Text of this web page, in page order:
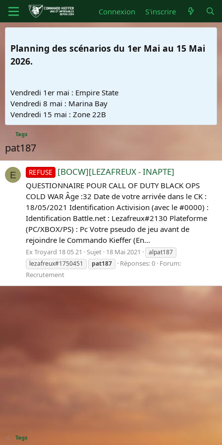
Connexion S'inscrire
Planning des scénarios du 1er Mai au 15 Mai
2026.
Vendredi 1er mai : Empire State
Vendredi 8 mai : Marina Bay
Vendredi 15 mai : Zone 22B
Tags
pat187
E REFUSE [BOCW][LEZAFREUX - INAPTE]
QUESTIONNAIRE POUR CALL OF DUTY BLACK OPS
COLD WAR Âge :32 Date de votre arrivée dans le CK :
18/05/2021 Identification Activision (avec le #0000) :
Identification Battle.net : Lezafreux#2130 Plateforme
(PC/XBOX/PS) : Pc Votre pseudo de jeu avant de
rejoindre le Commando Kieffer (En...
Ex Troyard 18 05 21 Sujet 18 Mai 2021
alpat187
lezafreux#1750451
pat187 Réponses: 0 Forum:
Recrutement
Tags